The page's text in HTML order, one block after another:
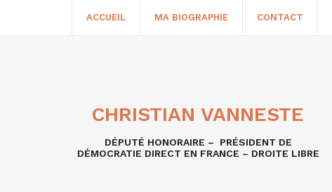
ACCUEIL MA BIOGRAPHIE CONTACT
CHRISTIAN VANNESTE
DÉPUTÉ HONORAIRE – PRÉSIDENT DE
DÉMOCRATIE DIRECT EN FRANCE – DROITE LIBRE